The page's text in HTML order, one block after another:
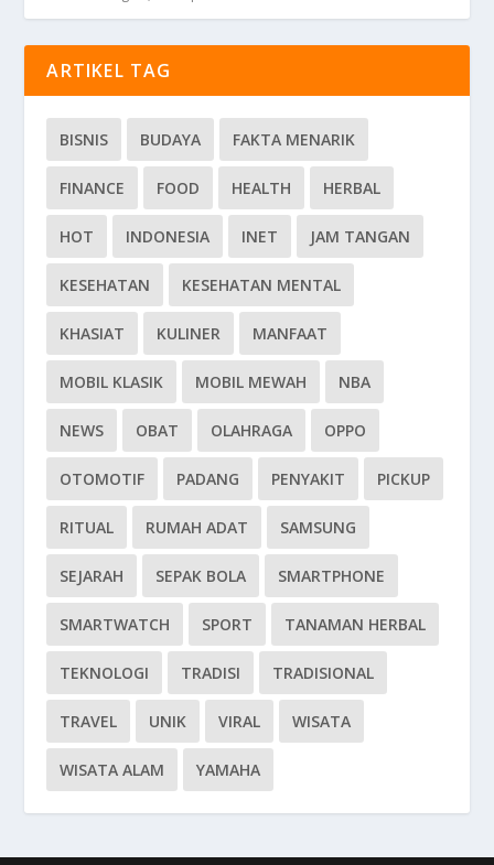
ARTIKEL TAG
BISNIS BUDAYA FAKTA MENARIK
FINANCE FOOD HEALTH HERBAL
HOT INDONESIA INET JAM TANGAN
KESEHATAN KESEHATAN MENTAL
KHASIAT KULINER MANFAAT
MOBIL KLASIK MOBIL MEWAH NBA
NEWS OBAT OLAHRAGA OPPO
OTOMOTIF PADANG PENYAKIT PICKUP
RITUAL RUMAH ADAT SAMSUNG
SEJARAH SEPAK BOLA SMARTPHONE
SMARTWATCH SPORT TANAMAN HERBAL
TEKNOLOGI TRADISI TRADISIONAL
TRAVEL UNIK VIRAL WISATA
WISATA ALAM YAMAHA